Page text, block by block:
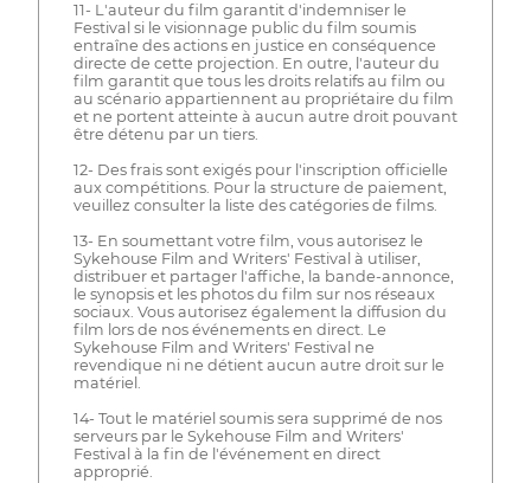
11- L'auteur du film garantit d'indemniser le
Festival si le visionnage public du film soumis
entraîne des actions en justice en conséquence
directe de cette projection. En outre, l'auteur du
film garantit que tous les droits relatifs au film ou
au scénario appartiennent au propriétaire du film
et ne portent atteinte à aucun autre droit pouvant
être détenu par un tiers.
12- Des frais sont exigés pour l'inscription officielle
aux compétitions. Pour la structure de paiement,
veuillez consulter la liste des catégories de films.
13- En soumettant votre film, vous autorisez le
Sykehouse Film and Writers' Festival à utiliser,
distribuer et partager l'affiche, la bande-annonce,
le synopsis et les photos du film sur nos réseaux
sociaux. Vous autorisez également la diffusion du
film lors de nos événements en direct. Le
Sykehouse Film and Writers' Festival ne
revendique ni ne détient aucun autre droit sur le
matériel.
14- Tout le matériel soumis sera supprimé de nos
serveurs par le Sykehouse Film and Writers'
Festival à la fin de l'événement en direct
approprié.